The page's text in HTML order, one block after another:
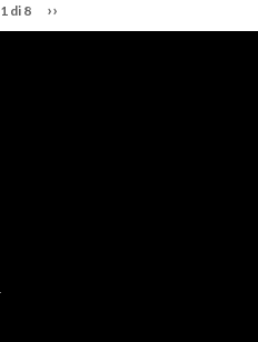
1 di 8 ››